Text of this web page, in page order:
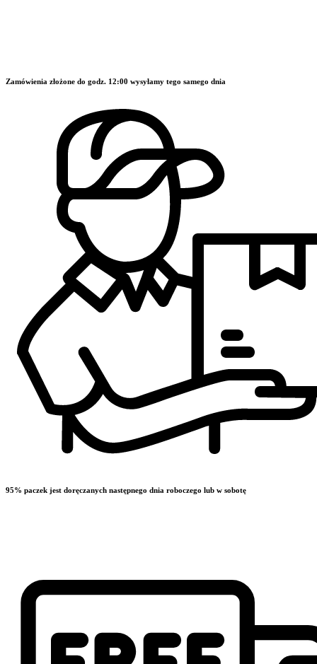
Zamówienia złożone do godz. 12:00 wysyłamy tego samego dnia
95% paczek jest doręczanych następnego dnia roboczego lub w sobotę